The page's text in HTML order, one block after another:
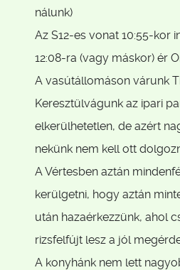
nálunk)
Az S12-es vonat 10:55-kor
12:08-ra (vagy máskor) ér
A vasútállomáson várunk
Keresztülvágunk az ipari
elkerülhetetlen, de azért
nekünk nem kell ott
A Vértesben aztán
kerülgetni, hogy aztán
után hazaérkezzünk, ahol
rizsfelfújt lesz a jól
A konyhánk nem lett